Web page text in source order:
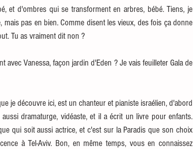
et d'ombres qui se transforment en arbres, bébé. Tiens, je
pas en bien. Comme disent les vieux, des fois ça donne
Tu as vraiment dit non ?
Vanessa, façon jardin d'Eden ? Je vais feuilleter Gala de
je découvre ici, est un chanteur et pianiste israélien, d'abord
dramaturge, vidéaste, et il a écrit un livre pour enfants.
qui soit aussi actrice, et c'est sur la Paradis que son choix
à Tel-Aviv. Bon, en même temps, vous en connaissez